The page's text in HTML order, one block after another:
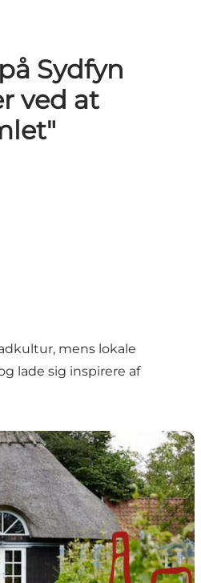
Sydfyn
ved at
mens lokale
lade sig inspirere af